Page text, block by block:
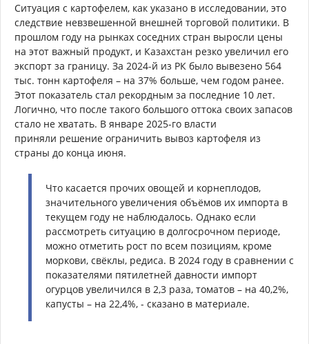
Ситуация с картофелем, как указано в исследовании, это
следствие невзвешенной внешней торговой политики. В
прошлом году на рынках соседних стран выросли цены
на этот важный продукт, и Казахстан резко увеличил его
экспорт за границу. За 2024-й из РК было вывезено 564
тыс. тонн картофеля – на 37% больше, чем годом ранее.
Этот показатель стал рекордным за последние 10 лет.
Логично, что после такого большого оттока своих запасов
стало не хватать. В январе 2025-го власти
приняли решение ограничить вывоз картофеля из
страны до конца июня.
Что касается прочих овощей и корнеплодов,
значительного увеличения объёмов их импорта в
текущем году не наблюдалось. Однако если
рассмотреть ситуацию в долгосрочном периоде,
можно отметить рост по всем позициям, кроме
моркови, свёклы, редиса. В 2024 году в сравнении с
показателями пятилетней давности импорт
огурцов увеличился в 2,3 раза, томатов – на 40,2%,
капусты – на 22,4%, - сказано в материале.